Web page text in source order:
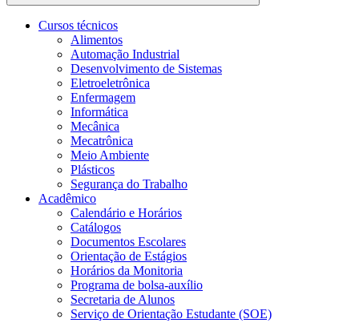
Buscar
Cursos técnicos
Alimentos
Automação Industrial
Desenvolvimento de Sistemas
Eletroeletrônica
Enfermagem
Informática
Mecânica
Mecatrônica
Meio Ambiente
Plásticos
Segurança do Trabalho
Acadêmico
Calendário e Horários
Catálogos
Documentos Escolares
Orientação de Estágios
Horários da Monitoria
Programa de bolsa-auxílio
Secretaria de Alunos
Serviço de Orientação Estudante (SOE)